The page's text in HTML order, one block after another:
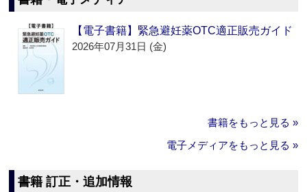
【電子書籍】緊急避妊薬OTC適正販売ガイド
2026年07月31日 (金)
書籍をもっと見る »
電子メディアをもっと見る »
書籍 訂正・追加情報